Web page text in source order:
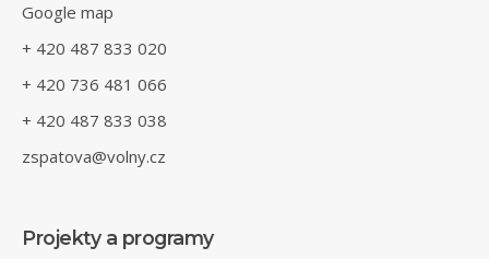
Google map
+ 420 487 833 020
+ 420 736 481 066
+ 420 487 833 038
zspatova@volny.cz
Projekty a programy